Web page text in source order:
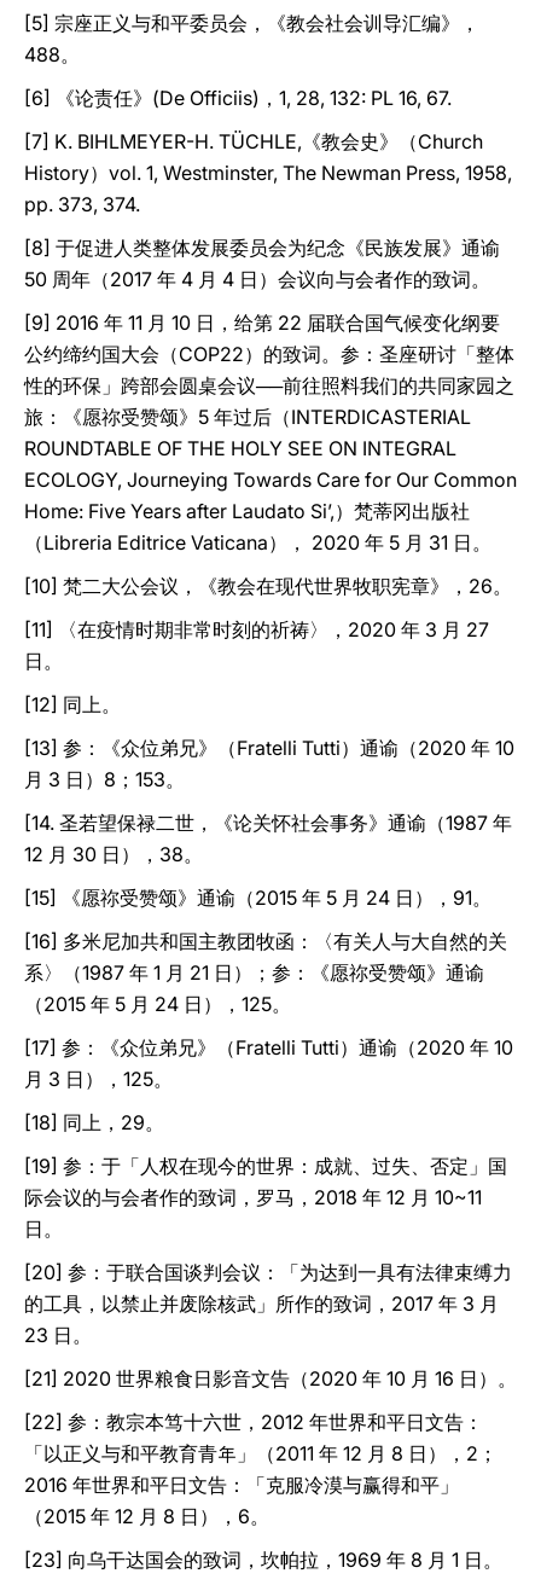
[5] 宗座正义与和平委员会，《教会社会训导汇编》，
488。
[6] 《论责任》(De Officiis)，1, 28, 132: PL 16, 67.
[7] K. BIHLMEYER-H. TÜCHLE,《教会史》（Church
History）vol. 1, Westminster, The Newman Press, 1958,
pp. 373, 374.
[8] 于促进人类整体发展委员会为纪念《民族发展》通谕
50 周年（2017 年 4 月 4 日）会议向与会者作的致词。
[9] 2016 年 11 月 10 日，给第 22 届联合国气候变化纲要
公约缔约国大会（COP22）的致词。参：圣座研讨「整体
性的环保」跨部会圆桌会议──前往照料我们的共同家园之
旅：《愿祢受赞颂》5 年过后（INTERDICASTERIAL
ROUNDTABLE OF THE HOLY SEE ON INTEGRAL
ECOLOGY, Journeying Towards Care for Our Common
Home: Five Years after Laudato Si’,）梵蒂冈出版社
（Libreria Editrice Vaticana）， 2020 年 5 月 31 日。
[10] 梵二大公会议，《教会在现代世界牧职宪章》，26。
[11] 〈在疫情时期非常时刻的祈祷〉，2020 年 3 月 27
日。
[12] 同上。
[13] 参：《众位弟兄》（Fratelli Tutti）通谕（2020 年 10
月 3 日）8；153。
[14. 圣若望保禄二世，《论关怀社会事务》通谕（1987 年
12 月 30 日），38。
[15] 《愿祢受赞颂》通谕（2015 年 5 月 24 日），91。
[16] 多米尼加共和国主教团牧函：〈有关人与大自然的关
系〉（1987 年 1 月 21 日）；参：《愿祢受赞颂》通谕
（2015 年 5 月 24 日），125。
[17] 参：《众位弟兄》（Fratelli Tutti）通谕（2020 年 10
月 3 日），125。
[18] 同上，29。
[19] 参：于「人权在现今的世界：成就、过失、否定」国
际会议的与会者作的致词，罗马，2018 年 12 月 10~11
日。
[20] 参：于联合国谈判会议：「为达到一具有法律束缚力
的工具，以禁止并废除核武」所作的致词，2017 年 3 月
23 日。
[21] 2020 世界粮食日影音文告（2020 年 10 月 16 日）。
[22] 参：教宗本笃十六世，2012 年世界和平日文告：
「以正义与和平教育青年」（2011 年 12 月 8 日），2；
2016 年世界和平日文告：「克服冷漠与赢得和平」
（2015 年 12 月 8 日），6。
[23] 向乌干达国会的致词，坎帕拉，1969 年 8 月 1 日。